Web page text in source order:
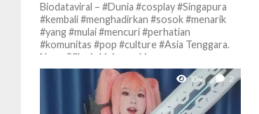
Biodataviral – #Dunia #cosplay #Singapura
#kembali #menghadirkan #sosok #menarik
#yang #mulai #mencuri #perhatian
#komunitas #pop #culture #Asia Tenggara.
Nama S0luvia kini semakin...
104 2